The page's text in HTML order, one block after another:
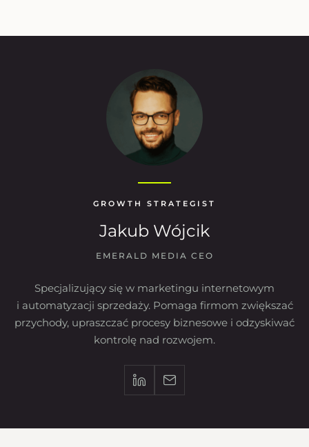
GROWTH STRATEGIST
Jakub Wójcik
EMERALD MEDIA CEO
Specjalizujący się w marketingu internetowym
i automatyzacji sprzedaży. Pomaga firmom zwiększać
przychody, upraszczać procesy biznesowe i odzyskiwać
kontrolę nad rozwojem.